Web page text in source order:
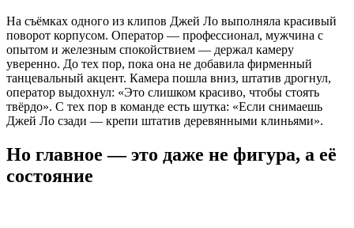
На съёмках одного из клипов Джей Ло выполняла красивый
поворот корпусом. Оператор — профессионал, мужчина с
опытом и железным спокойствием — держал камеру
уверенно. До тех пор, пока она не добавила фирменный
танцевальный акцент. Камера пошла вниз, штатив дрогнул,
оператор выдохнул: «Это слишком красиво, чтобы стоять
твёрдо». С тех пор в команде есть шутка: «Если снимаешь
Джей Ло сзади — крепи штатив деревянными клиньями».
Но главное — это даже не фигура, а её
состояние